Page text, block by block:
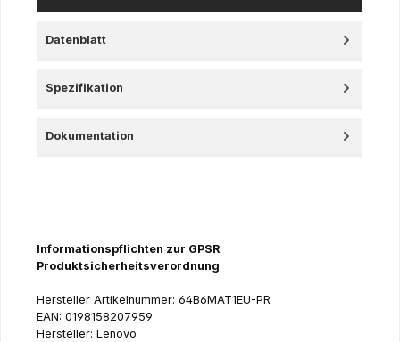
Datenblatt
Spezifikation
Dokumentation
Informationspflichten zur GPSR
Produktsicherheitsverordnung
Hersteller Artikelnummer: 64B6MAT1EU-PR
EAN: 0198158207959
Hersteller: Lenovo